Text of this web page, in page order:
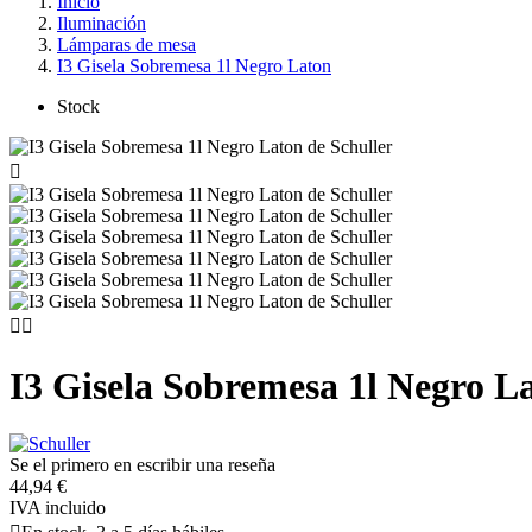
Iluminación
Lámparas de mesa
I3 Gisela Sobremesa 1l Negro Laton
Stock

 
I3 Gisela Sobremesa 1l Negro
Se el primero en escribir una reseña
44,94 €
IVA incluido